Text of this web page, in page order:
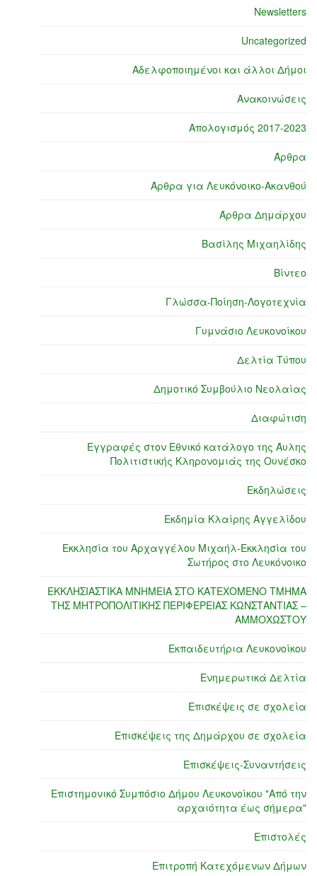
Newsletters
Uncategorized
Αδελφοποιημένοι και άλλοι Δήμοι
Ανακοινώσεις
Απολογισμός 2017-2023
Άρθρα
Άρθρα για Λευκόνοικο-Ακανθού
Άρθρα Δημάρχου
Βασίλης Μιχαηλίδης
Βίντεο
Γλώσσα-Ποίηση-Λογοτεχνία
Γυμνάσιο Λευκονοίκου
Δελτία Τύπου
Δημοτικό Συμβούλιο Νεολαίας
Διαφώτιση
Εγγραφές στον Εθνικό κατάλογο της Άυλης
Πολιτιστικής Κληρονομιάς της Ουνέσκο
Εκδηλώσεις
Εκδημία Κλαίρης Αγγελίδου
Εκκλησία του Αρχαγγέλου Μιχαήλ-Εκκλησία του
Σωτήρος στο Λευκόνοικο
ΕΚΚΛΗΣΙΑΣΤΙΚΑ ΜΝΗΜΕΙΑ ΣΤΟ ΚΑΤΕΧΟΜΕΝΟ ΤΜΗΜΑ
ΤΗΣ ΜΗΤΡΟΠΟΛΙΤΙΚΗΣ ΠΕΡΙΦΕΡΕΙΑΣ ΚΩΝΣΤΑΝΤΙΑΣ –
ΑΜΜΟΧΩΣΤΟΥ
Εκπαιδευτήρια Λευκονοίκου
Ενημερωτικά Δελτία
Επισκέψεις σε σχολεία
Επισκέψεις της Δημάρχου σε σχολεία
Επισκέψεις-Συναντήσεις
Επιστημονικό Συμπόσιο Δήμου Λευκονοίκου "Από την
αρχαιότητα έως σήμερα"
Επιστολές
Επιτροπή Κατεχόμενων Δήμων